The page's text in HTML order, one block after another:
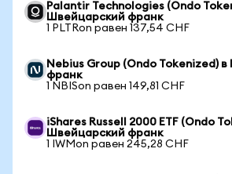
Palantir Technologies (Ondo
Швейцарский франк
1 PLTRon равен 137,54 CHF
Nebius Group (Ondo Tokenized)
франк
1 NBISon равен 149,81 CHF
iShares Russell 2000 ETF (Ondo
Швейцарский франк
1 IWMon равен 245,28 CHF